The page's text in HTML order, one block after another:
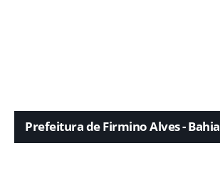
Prefeitura de Firmino Alves - Bahia